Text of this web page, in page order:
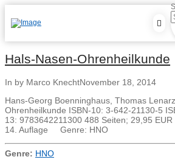
Hals-Nasen-Ohrenheilkunde
In by Marco KnechtNovember 18, 2014
Hans-Georg Boenninghaus, Thomas
Ohrenheilkunde ISBN-10: 3-642-21130-5
13: 9783642211300 488 Seiten; 29,95
14. Auflage Genre: HNO
Genre: HNO